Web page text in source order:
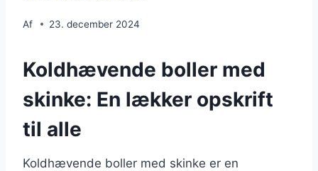
Af 23. december 2024
Koldhævende boller med
skinke: En lækker opskrift
til alle
Koldhævende boller med skinke er en